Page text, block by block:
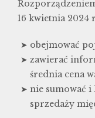
16 kwietnia
obejmować
zawierać
średnia cena
nie sumować
sprzedaży